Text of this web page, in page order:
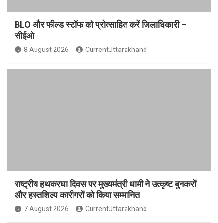
BLO और फील्ड स्टॉफ को प्रोत्साहित करें जिलाधिकारी –
सीईओ
8 August 2026 CurrentUttarakhand
राष्ट्रीय हथकरघा दिवस पर मुख्यमंत्री धामी ने उत्कृष्ट बुनकरों
और हस्तशिल्प कारीगरों को किया सम्मानित
7 August 2026 CurrentUttarakhand